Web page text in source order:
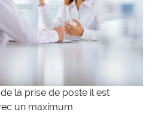
la prise de poste il est
un maximum